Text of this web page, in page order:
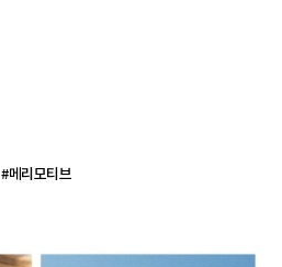
#메리모티브